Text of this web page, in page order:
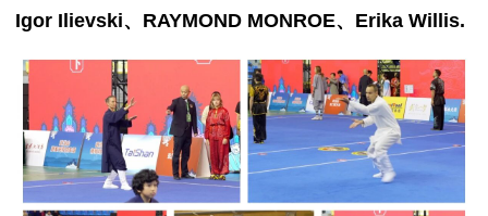
Igor Ilievski、RAYMOND MONROE、Erika Willis.